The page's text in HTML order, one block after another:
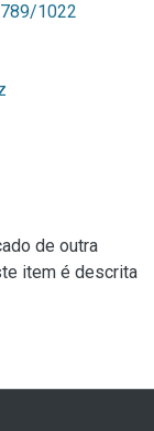
1022
de outra
item é descrita